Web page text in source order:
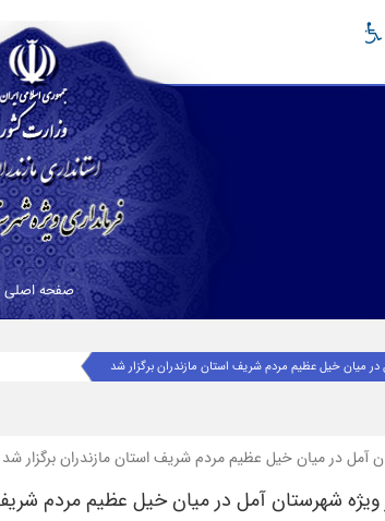
صفحه اصلی
در میان خیل عظیم مردم شریف استان مازندران برگزار شد
آمل در میان خیل عظیم مردم شریف استان مازندران برگزار شد
ویژه شهرستان آمل در میان خیل عظیم مردم